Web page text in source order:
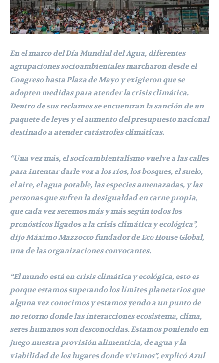
En el marco del Día Mundial del Agua, diferentes
agrupaciones socioambientales marcharon desde el
Congreso hasta Plaza de Mayo y exigieron que se
adopten medidas para atender la crisis climática.
Dentro de sus reclamos se encuentran la sanción de un
paquete de leyes y el aumento del presupuesto nacional
destinado a atender catástrofes climáticas.
“Una vez más, el socioambientalismo vuelve a las calles
para intentar darle voz a los ríos, los bosques, el suelo,
el aire, el agua potable, las especies amenazadas, y las
personas que sufren la desigualdad en carne propia,
que cada vez seremos más y más según todos los
pronósticos ligados a la crisis climática y ecológica”,
dijo Máximo Mazzocco fundador de Eco House Global,
una de las organizaciones convocantes.
“El mundo está en crisis climática y ecológica, esto es
porque estamos superando los límites planetarios que
alguna vez conocimos y estamos yendo a un punto de
no retorno donde las interacciones ecosistema, clima,
seres humanos son desconocidas. Estamos poniendo en
juego nuestra provisión alimenticia, de agua y la
viabilidad de los lugares donde vivimos”, explicó Azul